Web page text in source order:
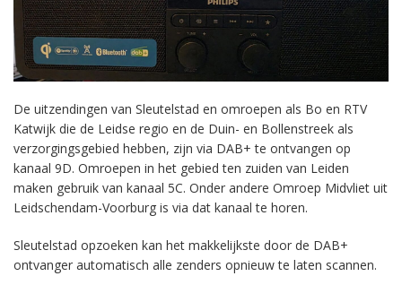
De uitzendingen van Sleutelstad en omroepen als Bo en RTV
Katwijk die de Leidse regio en de Duin- en Bollenstreek als
verzorgingsgebied hebben, zijn via DAB+ te ontvangen op
kanaal 9D. Omroepen in het gebied ten zuiden van Leiden
maken gebruik van kanaal 5C. Onder andere Omroep Midvliet uit
Leidschendam-Voorburg is via dat kanaal te horen.
Sleutelstad opzoeken kan het makkelijkste door de DAB+
ontvanger automatisch alle zenders opnieuw te laten scannen.